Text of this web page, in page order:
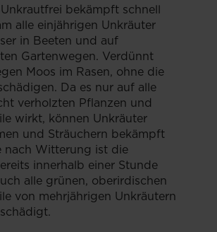
bekämpft schnell
alle einjährigen Unkräuter
in Beeten und auf
Gartenwegen. Verdünnt
Moos im Rasen, ohne die
Da es nur auf alle
verholzten Pflanzen und
wirkt, können Unkräuter
und Sträuchern bekämpft
nach Witterung ist die
innerhalb einer Stunde
alle grünen, oberirdischen
von mehrjährigen Unkräutern